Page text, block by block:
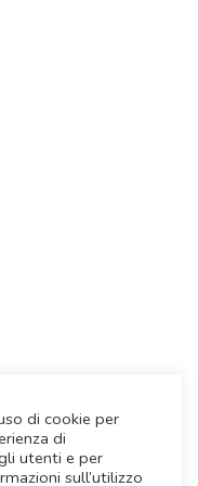
di cookie per
di
utenti e per
sull’utilizzo